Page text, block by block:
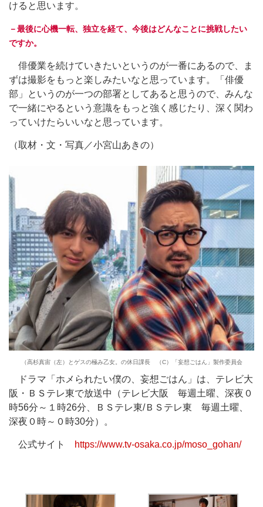
けると思います。
－最後に心機一転、独立を経て、今後はどんなことに挑戦したい
ですか。
俳優業を続けていきたいというのが一番にあるので、ま
ずは撮影をもっと楽しみたいなと思っています。「俳優
部」というのが一つの部署としてあると思うので、みんな
で一緒にやるという意識をもっと強く感じたり、深く関わ
っていけたらいいなと思っています。
（取材・文・写真／小宮山あきの）
（高杉真宙（左）とゲスの極み乙女。の休日課長 （C）「妄想ごはん」製作委員会
ドラマ「ホメられたい僕の、妄想ごはん」は、テレビ大
阪・ＢＳテレ東で放送中（テレビ大阪 毎週土曜、深夜０
時56分～１時26分、ＢＳテレ東/ＢＳテレ東 毎週土曜、
深夜０時～０時30分）。
公式サイト https://www.tv-osaka.co.jp/moso_gohan/